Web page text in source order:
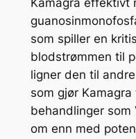
Kamagra effektivt
som spiller en
blodstrømmen til
ligner den til
som gjør
behandlinger som
om enn med